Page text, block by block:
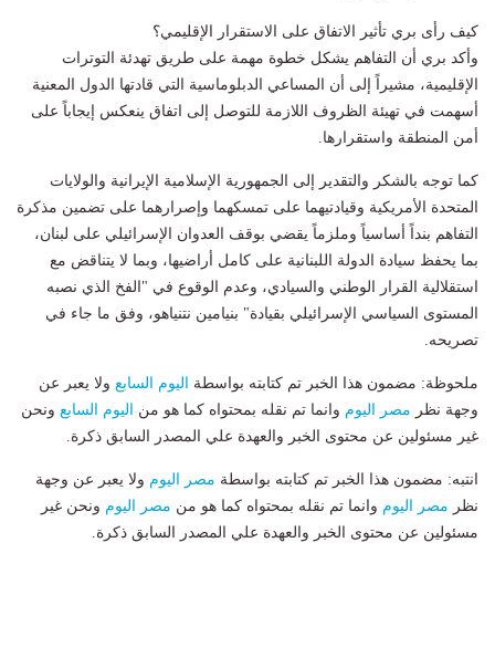
كيف رأى بري تأثير الاتفاق على الاستقرار الإقليمي؟
وأكد بري أن التفاهم يشكل خطوة مهمة على طريق تهدئة التوترات
الإقليمية، مشيراً إلى أن المساعي الدبلوماسية التي قادتها الدول المعنية
أسهمت في تهيئة الظروف اللازمة للتوصل إلى اتفاق ينعكس إيجاباً على
أمن المنطقة واستقرارها.
كما توجه بالشكر والتقدير إلى الجمهورية الإسلامية الإيرانية والولايات
المتحدة الأمريكية وقيادتيهما على تمسكهما وإصرارهما على تضمين مذكرة
التفاهم بنداً أساسياً وملزماً يقضي بوقف العدوان الإسرائيلي على لبنان،
بما يحفظ سيادة الدولة اللبنانية على كامل أراضيها، وبما لا يتناقض مع
استقلالية القرار الوطني والسيادي، وعدم الوقوع في "الفخ الذي نصبه
المستوى السياسي الإسرائيلي بقيادة" بنيامين نتنياهو، وفق ما جاء في
تصريحه.
ملحوظة: مضمون هذا الخبر تم كتابته بواسطة اليوم السابع ولا يعبر عن
وجهة نظر مصر اليوم وانما تم نقله بمحتواه كما هو من اليوم السابع ونحن
غير مسئولين عن محتوى الخبر والعهدة علي المصدر السابق ذكرة.
انتبه: مضمون هذا الخبر تم كتابته بواسطة مصر اليوم ولا يعبر عن وجهة
نظر مصر اليوم وانما تم نقله بمحتواه كما هو من مصر اليوم ونحن غير
مسئولين عن محتوى الخبر والعهدة علي المصدر السابق ذكرة.